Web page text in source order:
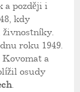
a později i
kdy
živnostníky.
roku 1949.
Kovomat a
osudy
.